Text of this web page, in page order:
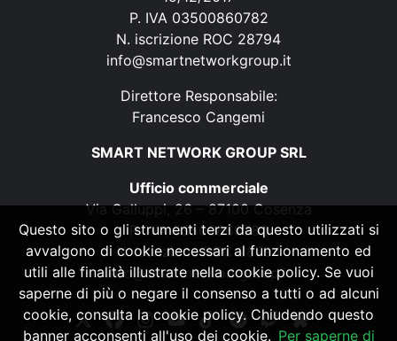
P. IVA 03500860782
N. iscrizione ROC 28794
info@smartnetworkgroup.it
Direttore Responsabile:
Francesco Cangemi
SMART NETWORK GROUP SRL
Ufficio commerciale
Via Galluppi, 26 – 87100 Cosenza
P. IVA 03500860782
N. iscrizione ROC 28794
info@smartnetworkgroup.it
Questo sito o gli strumenti terzi da questo utilizzati si
avvalgono di cookie necessari al funzionamento ed
utili alle finalità illustrate nella cookie policy. Se vuoi
saperne di più o negare il consenso a tutti o ad alcuni
cookie, consulta la cookie policy. Chiudendo questo
banner acconsenti all'uso dei cookie. Per saperne di